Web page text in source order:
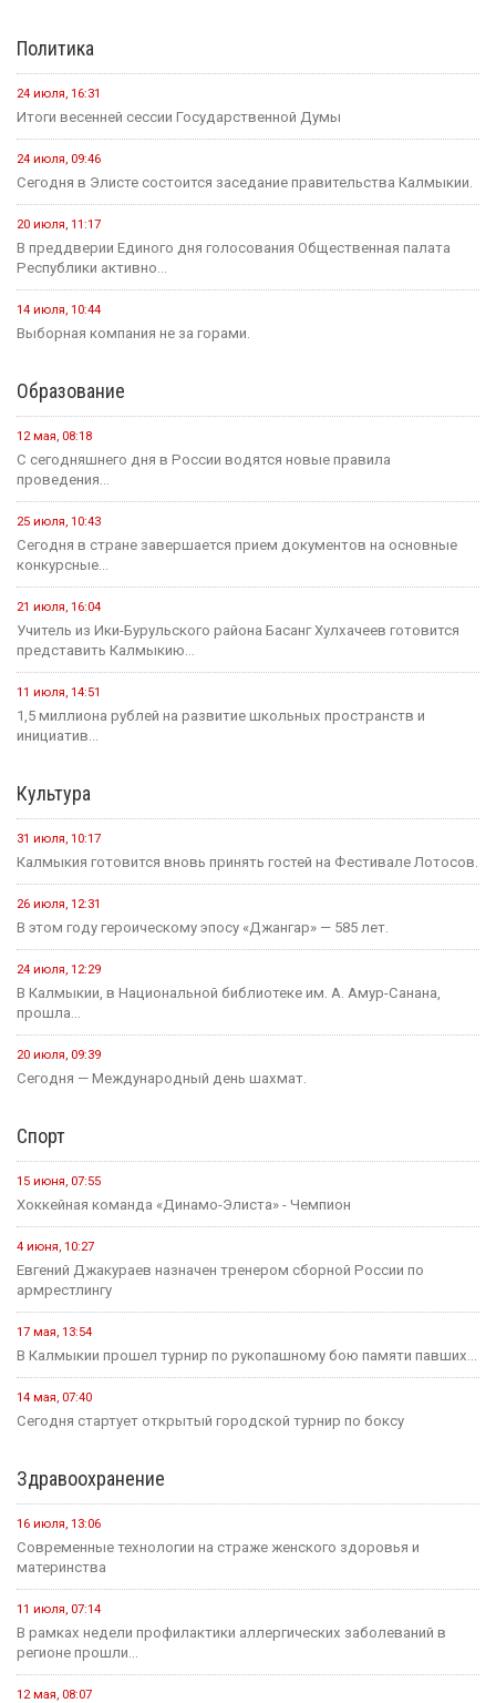
Политика
24 июля, 16:31
Итоги весенней сессии Государственной Думы
24 июля, 09:46
Сегодня в Элисте состоится заседание правительства Калмыкии.
20 июля, 11:17
В преддверии Единого дня голосования Общественная палата
Республики активно...
14 июля, 10:44
Выборная компания не за горами.
Образование
12 мая, 08:18
С сегодняшнего дня в России водятся новые правила
проведения...
25 июля, 10:43
Сегодня в стране завершается прием документов на основные
конкурсные...
21 июля, 16:04
Учитель из Ики-Бурульского района Басанг Хулхачеев готовится
представить Калмыкию...
11 июля, 14:51
1,5 миллиона рублей на развитие школьных пространств и
инициатив...
Культура
31 июля, 10:17
Калмыкия готовится вновь принять гостей на Фестивале Лотосов.
26 июля, 12:31
В этом году героическому эпосу «Джангар» — 585 лет.
24 июля, 12:29
В Калмыкии, в Национальной библиотеке им. А. Амур-Санана,
прошла...
20 июля, 09:39
Сегодня — Международный день шахмат.
Спорт
15 июня, 07:55
Хоккейная команда «Динамо-Элиста» - Чемпион
4 июня, 10:27
Евгений Джакураев назначен тренером сборной России по
армрестлингу
17 мая, 13:54
В Калмыкии прошел турнир по рукопашному бою памяти павших...
14 мая, 07:40
Сегодня стартует открытый городской турнир по боксу
Здравоохранение
16 июля, 13:06
Современные технологии на страже женского здоровья и
материнства
11 июля, 07:14
В рамках недели профилактики аллергических заболеваний в
регионе прошли...
12 мая, 08:07